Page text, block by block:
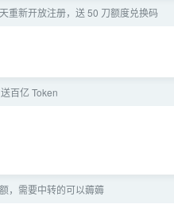
重新开放注册，送 50 刀额度兑换码
百亿 Token
，需要中转的可以薅薅